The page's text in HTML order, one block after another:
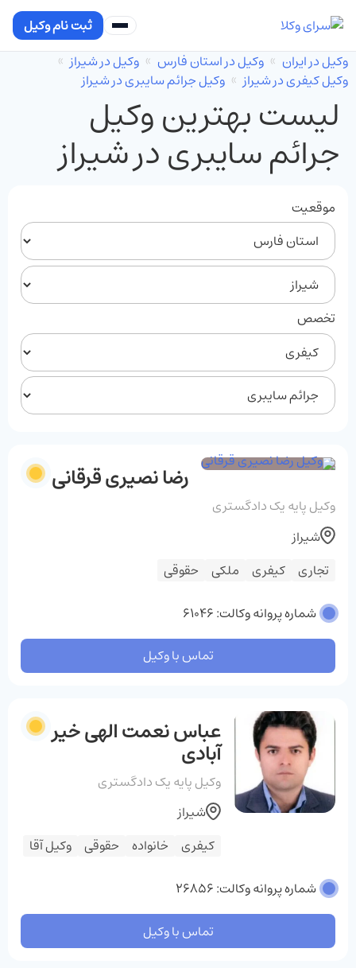
ثبت نام وکیل
وکیل در ایران
وکیل در استان فارس
وکیل در شیراز
وکیل کیفری در شیراز
وکیل جرائم سایبری در شیراز
لیست بهترین وکیل
جرائم سایبری در شیراز
موقعیت
تخصص
رضا نصیری قرقانی
وکیل پایه یک دادگستری
تجاری کیفری ملکی حقوقی
شیراز
شماره پروانه وکالت: 61046
تماس با وکیل
عباس نعمت الهی خیر
آبادی
وکیل پایه یک دادگستری
کیفری خانواده حقوقی وکیل آقا
شیراز
شماره پروانه وکالت: 26856
تماس با وکیل